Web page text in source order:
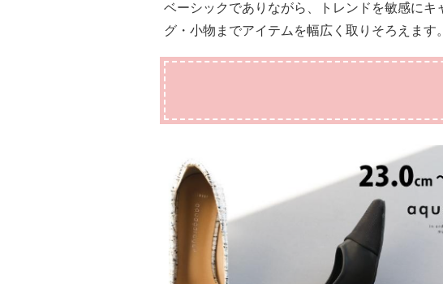
ベーシックでありながら、トレンドを敏感に
グ・小物までアイテムを幅広く取りそろえます。